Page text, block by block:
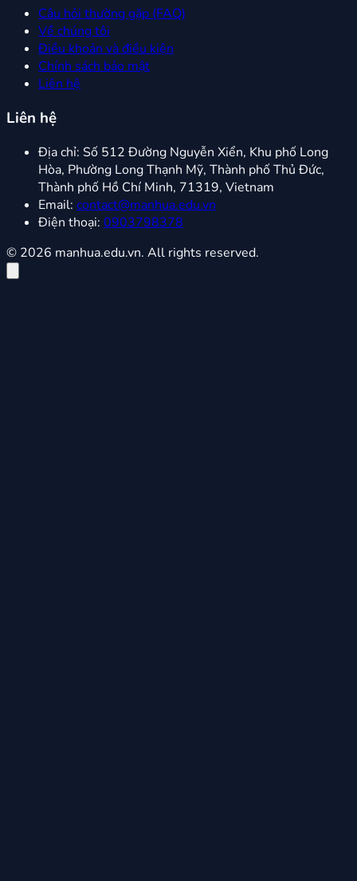
Câu hỏi thường gặp (FAQ)
Về chúng tôi
Điều khoản và điều kiện
Chính sách bảo mật
Liên hệ
Liên hệ
Địa chỉ: Số 512 Đường Nguyễn Xiển, Khu phố Long
Hòa, Phường Long Thạnh Mỹ, Thành phố Thủ Đức,
Thành phố Hồ Chí Minh, 71319, Vietnam
Email: contact@manhua.edu.vn
Điện thoại: 0903798378
© 2026 manhua.edu.vn. All rights reserved.